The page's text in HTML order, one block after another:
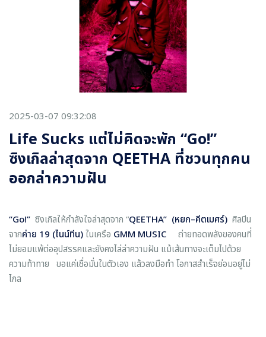
2025-03-07 09:32:08
Life Sucks แต่ไม่คิดจะพัก “Go!”
ซิงเกิลล่าสุดจาก QEETHA ที่ชวนทุกคน
ออกล่าความฝัน
“Go!” ซิงเกิลให้กำลังใจล่าสุดจาก “QEETHA” (หยก–คีตเมศร์) ศิลปิน
จากค่าย 19 (ไนน์ทีน)ในเครือ GMM MUSIC ถ่ายทอดพลังของคนที่
ไม่ยอมแพ้ต่ออุปสรรคและยังคงไล่ล่าความฝัน แม้เส้นทางจะเต็มไปด้วย
ความท้าทาย ขอแค่เชื่อมั่นในตัวเอง แล้วลงมือทำ โอกาสสำเร็จย่อมอยู่ไม่
ไกล